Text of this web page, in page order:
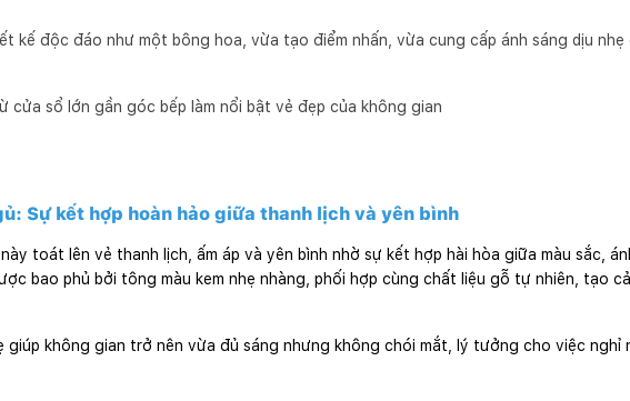
kế độc đáo như một bông hoa, vừa tạo điểm nhấn, vừa cung cấp ánh sáng dịu nhẹ
cửa sổ lớn gần góc bếp làm nổi bật vẻ đẹp của không gian
Sự kết hợp hoàn hảo giữa thanh lịch và yên bình
toát lên vẻ thanh lịch, ấm áp và yên bình nhờ sự kết hợp hài hòa giữa màu sắc,
bao phủ bởi tông màu kem nhẹ nhàng, phối hợp cùng chất liệu gỗ tự nhiên, tạo
giúp không gian trở nên vừa đủ sáng nhưng không chói mắt, lý tưởng cho việc nghỉ